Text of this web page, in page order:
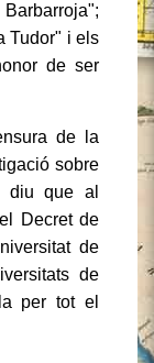
Tudor" i els
de ser
de la
sobre
diu que al
Decret de
de
de
per tot el